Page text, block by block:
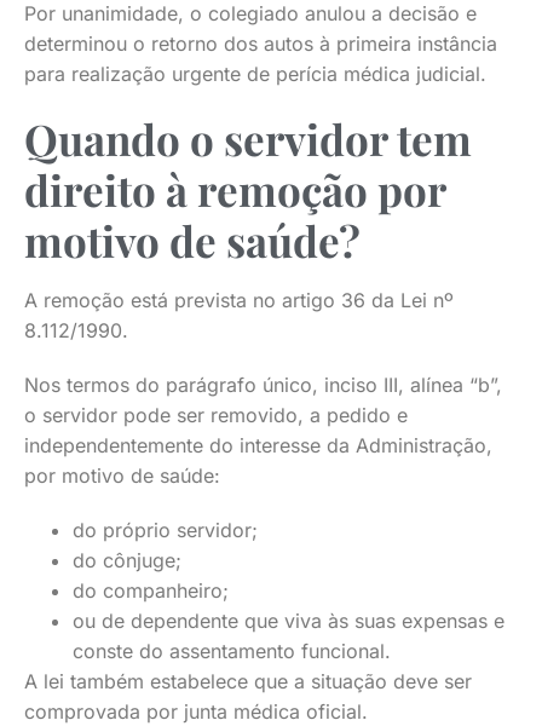
Por unanimidade, o colegiado anulou a decisão e
determinou o retorno dos autos à primeira instância
para realização urgente de perícia médica judicial.
Quando o servidor tem
direito à remoção por
motivo de saúde?
A remoção está prevista no artigo 36 da Lei nº
8.112/1990.
Nos termos do parágrafo único, inciso III, alínea “b”,
o servidor pode ser removido, a pedido e
independentemente do interesse da Administração,
por motivo de saúde:
do próprio servidor;
do cônjuge;
do companheiro;
ou de dependente que viva às suas expensas e
conste do assentamento funcional.
A lei também estabelece que a situação deve ser
comprovada por junta médica oficial.